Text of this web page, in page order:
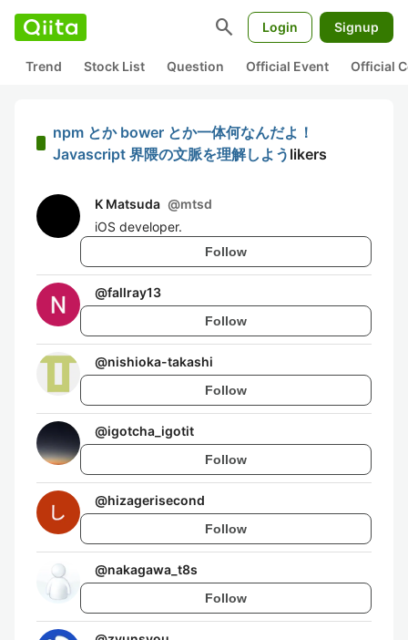
search Login Signup
Trend Stock List Question Official Event Official
npm とか bower とか一体何なんだよ！
Javascript 界隈の文脈を理解しよう likers
K Matsuda @mtsd
iOS developer.
Follow
@fallray13
Follow
@nishioka-takashi
Follow
@igotcha_igotit
Follow
@hizagerisecond
Follow
@nakagawa_t8s
Follow